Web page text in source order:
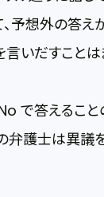
予想外の答え
いだすことは
で答えること
護士は異議